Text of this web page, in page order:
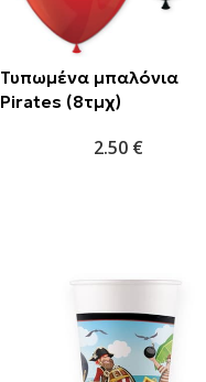
Τυπωμένα μπαλόνια
Pirates (8τμχ)
2.50 €